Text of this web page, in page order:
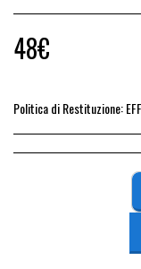
48€
Politica di Restituzione:EFFETTUARE